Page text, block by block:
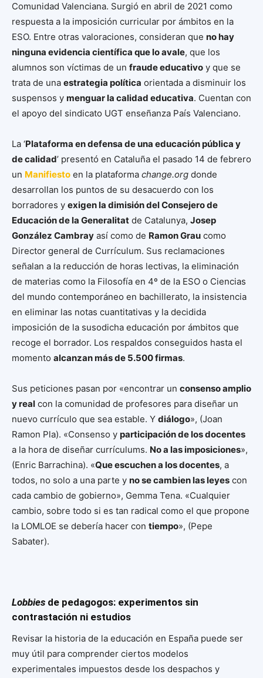
Comunidad Valenciana. Surgió en abril de 2021 como
respuesta a la imposición curricular por ámbitos en la
ESO. Entre otras valoraciones, consideran que no hay
ninguna evidencia científica que lo avale, que los
alumnos son víctimas de un fraude educativo y que se
trata de una estrategia política orientada a disminuir los
suspensos y menguar la calidad educativa. Cuentan con
el apoyo del sindicato UGT enseñanza País Valenciano.
La ‘Plataforma en defensa de una educación pública y
de calidad’ presentó en Cataluña el pasado 14 de febrero
un Manifiesto en la plataforma change.org donde
desarrollan los puntos de su desacuerdo con los
borradores y exigen la dimisión del Consejero de
Educación de la Generalitat de Catalunya, Josep
González Cambray así como de Ramon Grau como
Director general de Currículum. Sus reclamaciones
señalan a la reducción de horas lectivas, la eliminación
de materias como la Filosofía en 4º de la ESO o Ciencias
del mundo contemporáneo en bachillerato, la insistencia
en eliminar las notas cuantitativas y la decidida
imposición de la susodicha educación por ámbitos que
recoge el borrador. Los respaldos conseguidos hasta el
momento alcanzan más de 5.500 firmas.
Sus peticiones pasan por «encontrar un consenso amplio
y real con la comunidad de profesores para diseñar un
nuevo currículo que sea estable. Y diálogo», (Joan
Ramon Pla). «Consenso y participación de los docentes
a la hora de diseñar currículums. No a las imposiciones»,
(Enric Barrachina). «Que escuchen a los docentes, a
todos, no solo a una parte y no se cambien las leyes con
cada cambio de gobierno», Gemma Tena. «Cualquier
cambio, sobre todo si es tan radical como el que propone
la LOMLOE se debería hacer con tiempo», (Pepe
Sabater).
Lobbies de pedagogos: experimentos sin
contrastación ni estudios
Revisar la historia de la educación en España puede ser
muy útil para comprender ciertos modelos
experimentales impuestos desde los despachos y